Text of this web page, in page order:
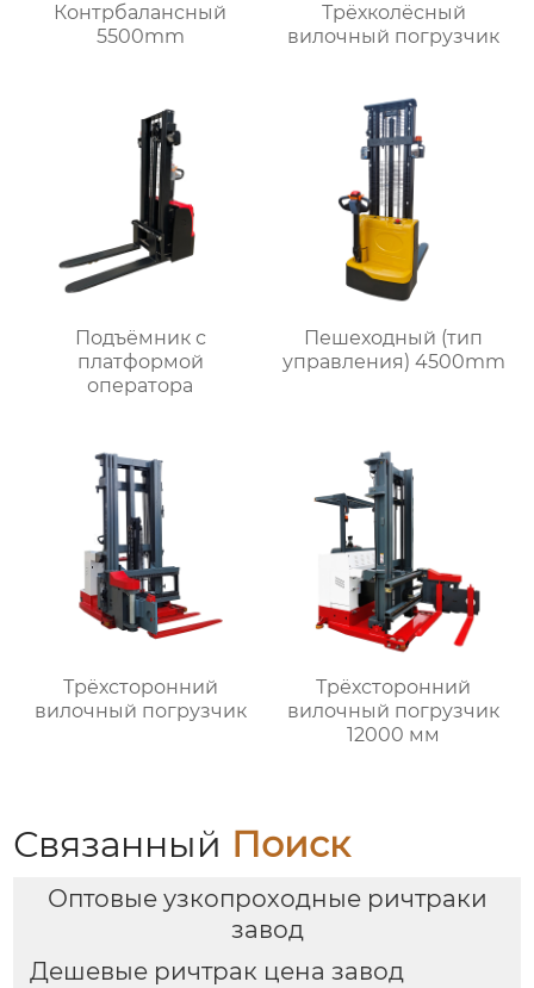
Контрбалансный
5500mm
Трёхколёсный
вилочный погрузчик
Подъёмник с
платформой
оператора
Пешеходный (тип
управления) 4500mm
Трёхсторонний
вилочный погрузчик
Трёхсторонний
вилочный погрузчик
12000 мм
Связанный Поиск
Оптовые узкопроходные ричтраки
завод
Дешевые ричтрак цена завод